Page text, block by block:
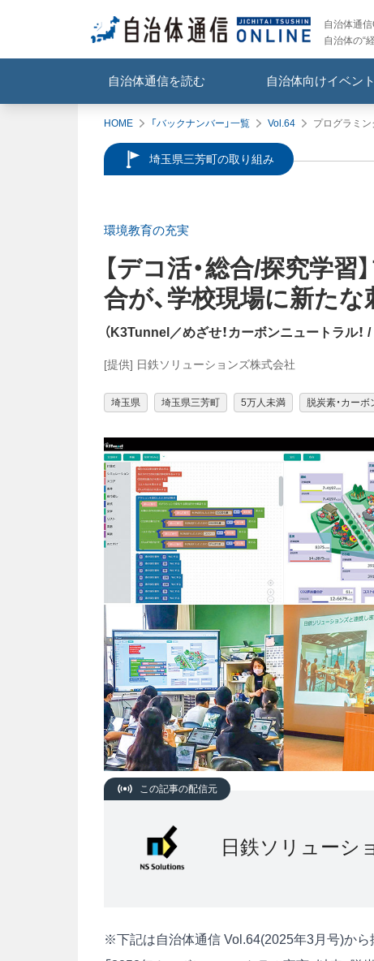
自治体通信
自治体の“
自治体通信を読む 自治体向けイベント
HOME 「バックナンバー」一覧 Vol.64 プログラミ
埼玉県三芳町の取り組み
環境教育の充実
【デコ活・総合/探究学習】
合が、学校現場に新た
（ K3Tunnel／めざせ！カーボンニュートラル！ /
[提供] 日鉄ソリューションズ株式会社
埼玉県 埼玉県三芳町 5万人未満 脱炭素・カー
この記事の配信元
日鉄ソリューシ
※下記は自治体通信 Vol.64(2025年3月号)から